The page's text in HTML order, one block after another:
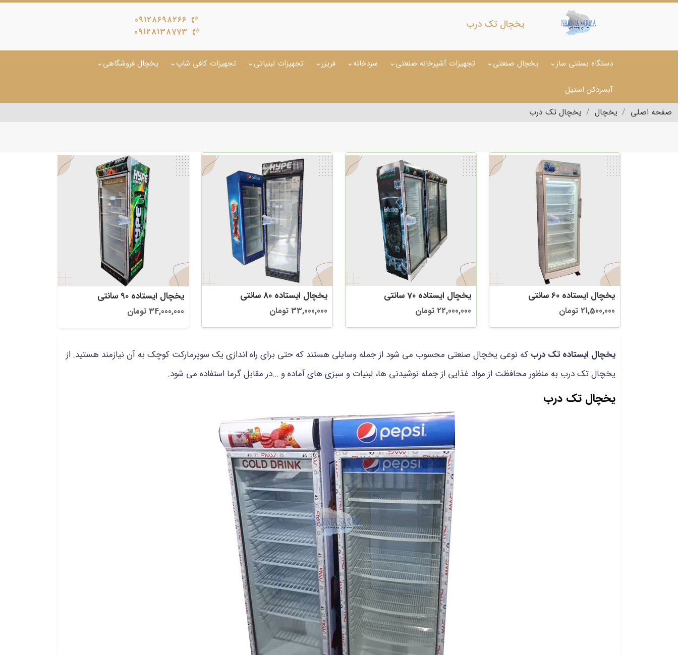
یخچال تک درب
09128698266
09128138773
دستگاه بستنی ساز یخچال صنعتی تجهیزات آشپزخانه صنعتی سردخانه فریزر تجهیزات لبنیاتی تجهیزات کافی شاپ یخچال فروشگاهی
آبسردکن استیل
صفحه اصلی یخچال یخچال تک درب
یخچال ایستاده 60 سانتی
21,500,000 تومان
یخچال ایستاده 70 سانتی
22,000,000 تومان
یخچال ایستاده 80 سانتی
33,000,000 تومان
یخچال ایستاده 90 سانتی
34,000,000 تومان
یخچال ایستاده تک درب که نوعی یخچال صنعتی محسوب می شود از جمله وسایلی هستند که حتی برای راه اندازی یک سوپرمارکت کوچک به آن نیازمند هستید. از
یخچال تک درب به منظور محافظت از مواد غذایی از جمله نوشیدنی ها، لبنیات و سبزی های آماده و ...در مقابل گرما استفاده می شود.
یخچال تک درب